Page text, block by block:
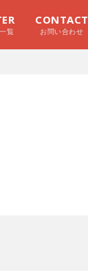
覧
CONTACT
お問い合わせ